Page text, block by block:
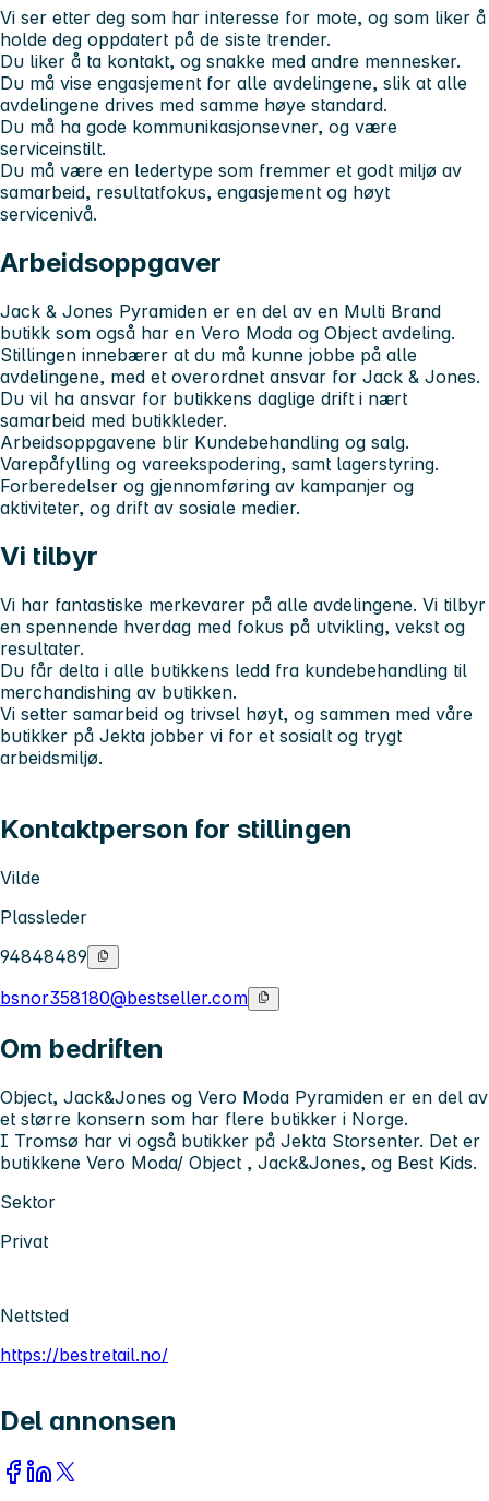
Vi ser etter deg som har interesse for mote, og som liker å
holde deg oppdatert på de siste trender.
Du liker å ta kontakt, og snakke med andre mennesker.
Du må vise engasjement for alle avdelingene, slik at alle
avdelingene drives med samme høye standard.
Du må ha gode kommunikasjonsevner, og være
serviceinstilt.
Du må være en ledertype som fremmer et godt miljø av
samarbeid, resultatfokus, engasjement og høyt
servicenivå.
Arbeidsoppgaver
Jack & Jones Pyramiden er en del av en Multi Brand
butikk som også har en Vero Moda og Object avdeling.
Stillingen innebærer at du må kunne jobbe på alle
avdelingene, med et overordnet ansvar for Jack & Jones.
Du vil ha ansvar for butikkens daglige drift i nært
samarbeid med butikkleder.
Arbeidsoppgavene blir Kundebehandling og salg.
Varepåfylling og vareekspodering, samt lagerstyring.
Forberedelser og gjennomføring av kampanjer og
aktiviteter, og drift av sosiale medier.
Vi tilbyr
Vi har fantastiske merkevarer på alle avdelingene. Vi tilbyr
en spennende hverdag med fokus på utvikling, vekst og
resultater.
Du får delta i alle butikkens ledd fra kundebehandling til
merchandishing av butikken.
Vi setter samarbeid og trivsel høyt, og sammen med våre
butikker på Jekta jobber vi for et sosialt og trygt
arbeidsmiljø.
Kontaktperson for stillingen
Vilde
Plassleder
94848489
bsnor358180@bestseller.com
Om bedriften
Object, Jack&Jones og Vero Moda Pyramiden er en del av
et større konsern som har flere butikker i Norge.
I Tromsø har vi også butikker på Jekta Storsenter. Det er
butikkene Vero Moda/ Object , Jack&Jones, og Best Kids.
Sektor
Privat
Nettsted
https://bestretail.no/
Del annonsen